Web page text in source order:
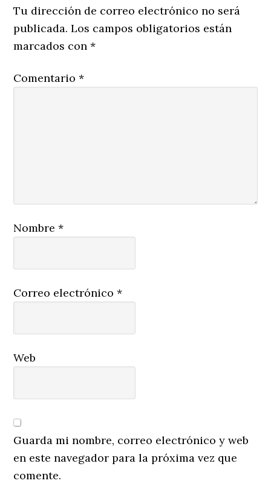
Interactions
Tu dirección de correo electrónico no será
publicada. Los campos obligatorios están
marcados con*
Comentario*
Nombre*
Correo electrónico*
Web
Guarda mi nombre, correo electrónico y web
en este navegador para la próxima vez que
comente.